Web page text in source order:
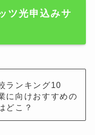
ツ光申込みサ
ランキング10
に向けおすすめの
どこ？